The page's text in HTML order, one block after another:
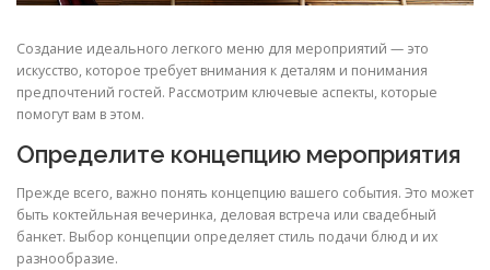
Создание идеального легкого меню для мероприятий — это
искусство, которое требует внимания к деталям и понимания
предпочтений гостей. Рассмотрим ключевые аспекты, которые
помогут вам в этом.
Определите концепцию мероприятия
Прежде всего, важно понять концепцию вашего события. Это может
быть коктейльная вечеринка, деловая встреча или свадебный
банкет. Выбор концепции определяет стиль подачи блюд и их
разнообразие.